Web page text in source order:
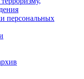
персональных